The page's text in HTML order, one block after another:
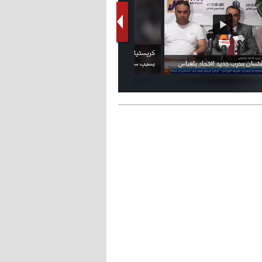
فيديو الإعلان الرسمي عن شعار بطولة كأس
العالم FIFA قطر 2022